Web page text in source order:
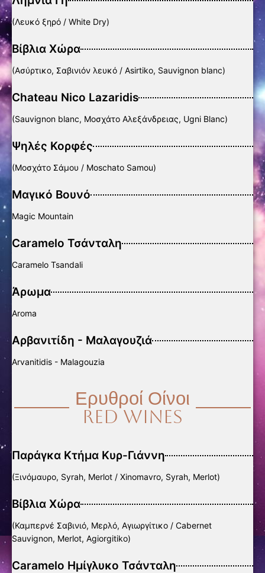
(Λευκό ξηρό / White Dry)
Βίβλια Χώρα
(Ασύρτικο, Σαβινιόν λευκό / Asirtiko, Sauvignon blanc)
Chateau Nico Lazaridis
(Sauvignon blanc, Μοσχάτο Αλεξάνδρειας, Ugni Blanc)
Ψηλές Κορφές
(Μοσχάτο Σάμου / Moschato Samou)
Μαγικό Βουνό
Magic Mountain
Caramelo Τσάνταλη
Caramelo Tsandali
Άρωμα
Aroma
Αρβανιτίδη - Μαλαγουζιά
Arvanitidis - Malagouzia
Ερυθροί Οίνοι
Red Wines
Παράγκα Κτήμα Κυρ-Γιάννη
(Ξινόμαυρο, Syrah, Merlot / Xinomavro, Syrah, Merlot)
Βίβλια Χώρα
(Καμπερνέ Σαβινιό, Μερλό, Αγιωργίτικο / Cabernet
Sauvignon, Merlot, Agiorgitiko)
Caramelo Ημίγλυκο Τσάνταλη